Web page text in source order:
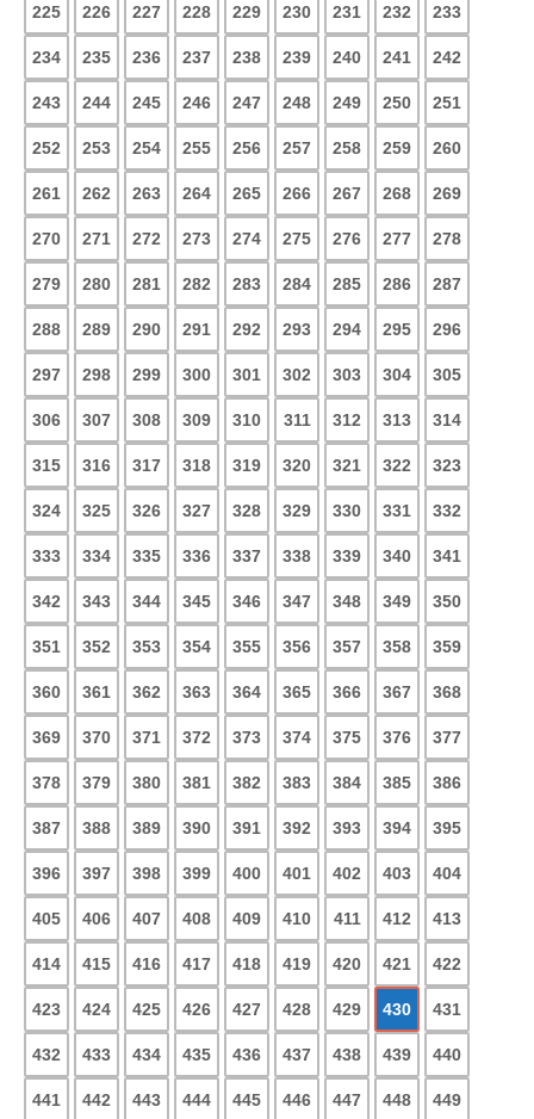
225 226 227 228 229 230 231 232 233
234 235 236 237 238 239 240 241 242
243 244 245 246 247 248 249 250 251
252 253 254 255 256 257 258 259 260
261 262 263 264 265 266 267 268 269
270 271 272 273 274 275 276 277 278
279 280 281 282 283 284 285 286 287
288 289 290 291 292 293 294 295 296
297 298 299 300 301 302 303 304 305
306 307 308 309 310 311 312 313 314
315 316 317 318 319 320 321 322 323
324 325 326 327 328 329 330 331 332
333 334 335 336 337 338 339 340 341
342 343 344 345 346 347 348 349 350
351 352 353 354 355 356 357 358 359
360 361 362 363 364 365 366 367 368
369 370 371 372 373 374 375 376 377
378 379 380 381 382 383 384 385 386
387 388 389 390 391 392 393 394 395
396 397 398 399 400 401 402 403 404
405 406 407 408 409 410 411 412 413
414 415 416 417 418 419 420 421 422
423 424 425 426 427 428 429 430 431
432 433 434 435 436 437 438 439 440
441 442 443 444 445 446 447 448 449